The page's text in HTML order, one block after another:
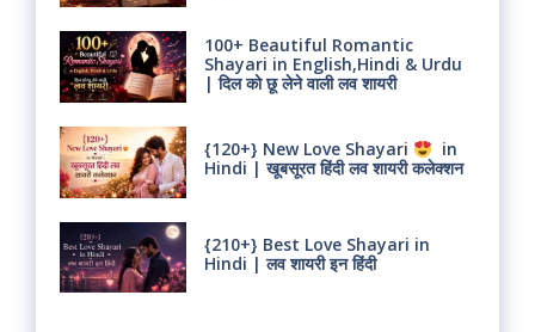
100+ Beautiful Romantic
Shayari in English,Hindi & Urdu
| दिल को छू लेने वाली लव शायरी
{120+} New Love Shayari
in
Hindi | खूबसूरत हिंदी लव शायरी कलेक्शन
{210+} Best Love Shayari in
Hindi | लव शायरी इन हिंदी